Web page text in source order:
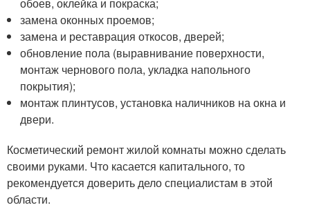
замена оконных проемов;
замена и реставрация откосов, дверей;
обновление пола (выравнивание поверхности,
монтаж чернового пола, укладка напольного
покрытия);
монтаж плинтусов, установка наличников на окна и
двери.
Косметический ремонт жилой комнаты можно сделать
своими руками. Что касается капитального, то
рекомендуется доверить дело специалистам в этой
области.